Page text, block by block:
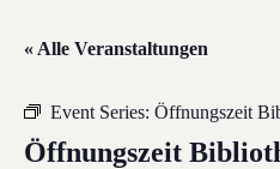
« Alle Veranstaltungen
Event Series: Öffnungszeit
Öffnungszeit